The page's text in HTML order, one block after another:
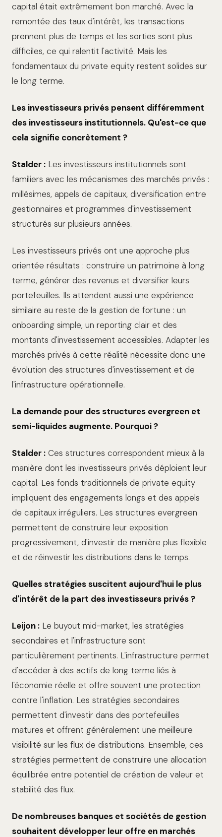
capital était extrêmement bon marché. Avec la
remontée des taux d'intérêt, les transactions
prennent plus de temps et les sorties sont plus
difficiles, ce qui ralentit l'activité. Mais les
fondamentaux du private equity restent solides sur
le long terme.
Les investisseurs privés pensent différemment
des investisseurs institutionnels. Qu'est-ce que
cela signifie concrètement ?
Stalder : Les investisseurs institutionnels sont
familiers avec les mécanismes des marchés privés :
millésimes, appels de capitaux, diversification entre
gestionnaires et programmes d'investissement
structurés sur plusieurs années.
Les investisseurs privés ont une approche plus
orientée résultats : construire un patrimoine à long
terme, générer des revenus et diversifier leurs
portefeuilles. Ils attendent aussi une expérience
similaire au reste de la gestion de fortune : un
onboarding simple, un reporting clair et des
montants d'investissement accessibles. Adapter les
marchés privés à cette réalité nécessite donc une
évolution des structures d'investissement et de
l'infrastructure opérationnelle.
La demande pour des structures evergreen et
semi-liquides augmente. Pourquoi ?
Stalder : Ces structures correspondent mieux à la
manière dont les investisseurs privés déploient leur
capital. Les fonds traditionnels de private equity
impliquent des engagements longs et des appels
de capitaux irréguliers. Les structures evergreen
permettent de construire leur exposition
progressivement, d'investir de manière plus flexible
et de réinvestir les distributions dans le temps.
Quelles stratégies suscitent aujourd'hui le plus
d'intérêt de la part des investisseurs privés ?
Leijon : Le buyout mid-market, les stratégies
secondaires et l'infrastructure sont
particulièrement pertinents. L'infrastructure permet
d'accéder à des actifs de long terme liés à
l'économie réelle et offre souvent une protection
contre l'inflation. Les stratégies secondaires
permettent d'investir dans des portefeuilles
matures et offrent généralement une meilleure
visibilité sur les flux de distributions. Ensemble, ces
stratégies permettent de construire une allocation
équilibrée entre potentiel de création de valeur et
stabilité des flux.
De nombreuses banques et sociétés de gestion
souhaitent développer leur offre en marchés